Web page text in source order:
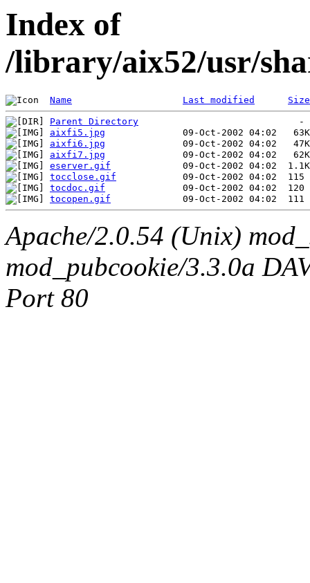
Index of
/library/aix52/usr/
Name Last modified Size
Parent Directory
aixfi5.jpg
aixfi6.jpg
aixfi7.jpg
eserver.gif
tocclose.gif
tocdoc.gif
tocopen.gif
Apache/2.0.54 (Unix)
mod_pubcookie/3.3.0a
Port 80